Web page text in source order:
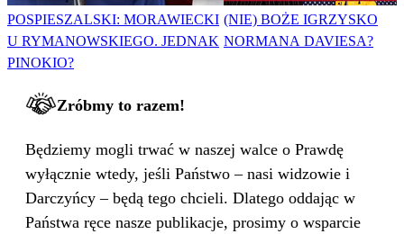
POSPIESZALSKI: MORAWIECKI
U RYMANOWSKIEGO. JEDNAK
PINOKIO?
(NIE) BOŻE IGRZYSKO
NORMANA DAVIESA?
Zróbmy to razem!
Będziemy mogli trwać w naszej walce o Prawdę
wyłącznie wtedy, jeśli Państwo – nasi widzowie i
Darczyńcy – będą tego chcieli. Dlatego oddając w
Państwa ręce nasze publikacje, prosimy o wsparcie